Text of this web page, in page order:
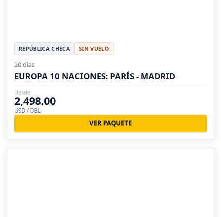
REPÚBLICA CHECA SIN VUELO
20 días
EUROPA 10 NACIONES: PARÍS - MADRID
Desde
2,498.00
USD / DBL
VER PAQUETE